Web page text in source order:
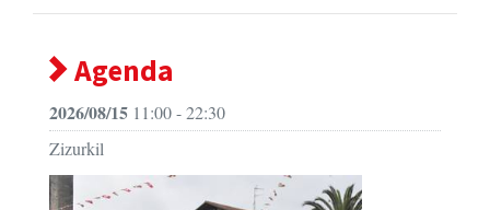
Agenda
2026/08/15 11:00 - 22:30
Zizurkil